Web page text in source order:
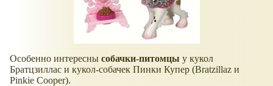
Особенно интересны собачки-питомцы у кукол
Братцзиллас и кукол-собачек Пинки Купер (Bratzillaz и
Pinkie Cooper).